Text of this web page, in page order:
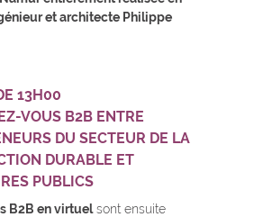
et architecte Philippe
13H00
VOUS B2B ENTRE
DU SECTEUR DE LA
DURABLE ET
PUBLICS
B2B en virtuelsont ensuite